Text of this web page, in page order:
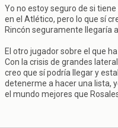
Yo no estoy seguro de si
en el Atlético, pero lo que sí
Rincón seguramente llegaría
El otro jugador sobre el que
Con la crisis de grandes
creo que sí podría llegar y
detenerme a hacer una lista,
el mundo mejores que